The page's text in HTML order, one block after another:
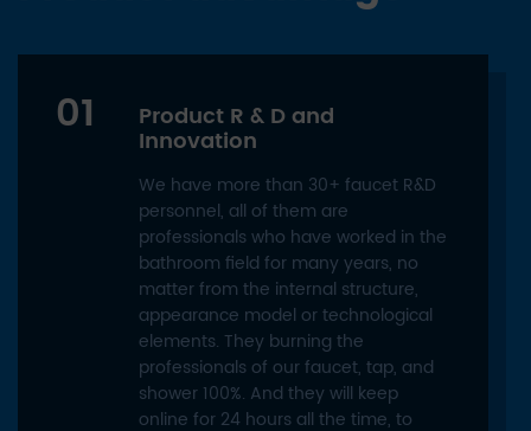
01
Product R & D and
Innovation
We have more than 30+ faucet R&D
personnel, all of them are
professionals who have worked in the
bathroom field for many years, no
matter from the internal structure,
appearance model or technological
elements. They burning the
professionals of our faucet, tap, and
shower 100%. And they will keep
online for 24 hours all the time, to